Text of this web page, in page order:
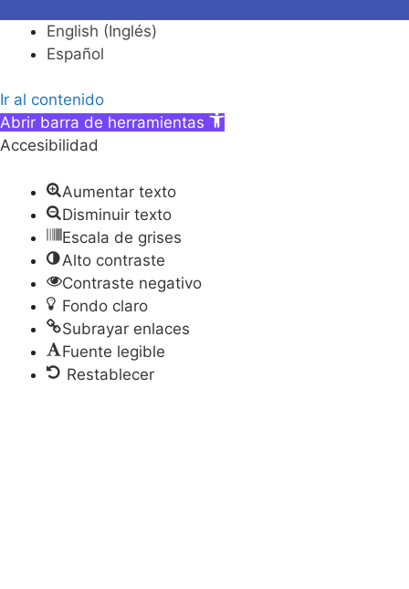
English (Inglés)
Español
Ir al contenido
Abrir barra de herramientas
Accesibilidad
Aumentar texto
Disminuir texto
Escala de grises
Alto contraste
Contraste negativo
Fondo claro
Subrayar enlaces
Fuente legible
Restablecer